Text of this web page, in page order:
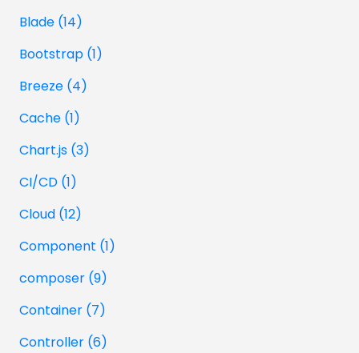
Blade (14)
Bootstrap (1)
Breeze (4)
Cache (1)
Chart.js (3)
CI/CD (1)
Cloud (12)
Component (1)
composer (9)
Container (7)
Controller (6)